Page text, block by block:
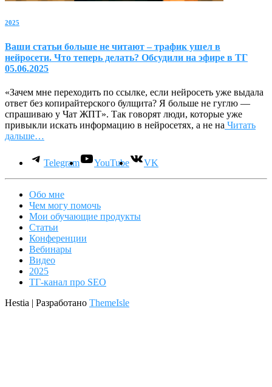
2025
Ваши статьи больше не читают – трафик ушел в
нейросети. Что теперь делать? Обсудили на эфире в ТГ
05.06.2025
«Зачем мне переходить по ссылке, если нейросеть уже выдала
ответ без копирайтерского булщита? Я больше не гуглю —
спрашиваю у Чат ЖПТ». Так говорят люди, которые уже
привыкли искать информацию в нейросетях, а не на Читать
дальше…
Telegram YouTube VK
Обо мне
Чем могу помочь
Мои обучающие продукты
Статьи
Конференции
Вебинары
Видео
2025
ТГ-канал про SEO
Hestia | Разработано ThemeIsle